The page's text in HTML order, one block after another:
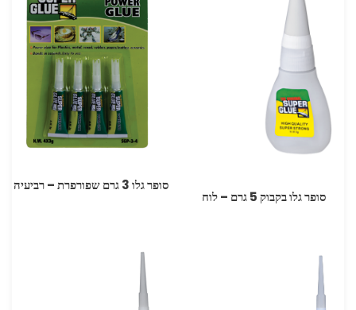
סופר גלו בקבוק 5 גרם – לוח
סופר גלו ‏3 גרם שפורפרת – רביעיה